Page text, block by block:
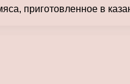
приготовленное в